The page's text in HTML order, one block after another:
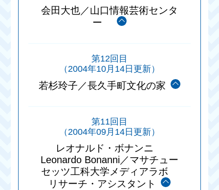
会田大也／山口情報芸術センタ
ー
第12回目
（2004年10月14日更新）
若杉玲子／長久手町文化の家
第11回目
（2004年09月14日更新）
レオナルド・ボナンニ
Leonardo Bonanni／マサチュー
セッツ工科大学メディアラボ
リサーチ・アシスタント